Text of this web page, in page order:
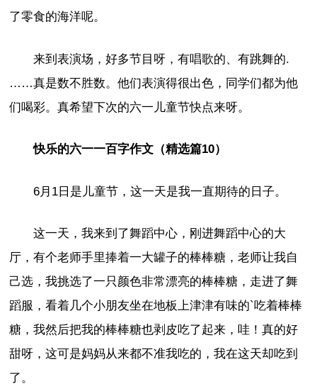
了零食的海洋呢。
来到表演场，好多节目呀，有唱歌的、有跳舞的.
……真是数不胜数。他们表演得很出色，同学们都为他
们喝彩。真希望下次的六一儿童节快点来呀。
快乐的六一一百字作文（精选篇10）
6月1日是儿童节，这一天是我一直期待的日子。
这一天，我来到了舞蹈中心，刚进舞蹈中心的大
厅，有个老师手里捧着一大罐子的棒棒糖，老师让我自
己选，我挑选了一只颜色非常漂亮的棒棒糖，走进了舞
蹈服，看着几个小朋友坐在地板上津津有味的`吃着棒棒
糖，我然后把我的棒棒糖也剥皮吃了起来，哇！真的好
甜呀，这可是妈妈从来都不准我吃的，我在这天却吃到
了。